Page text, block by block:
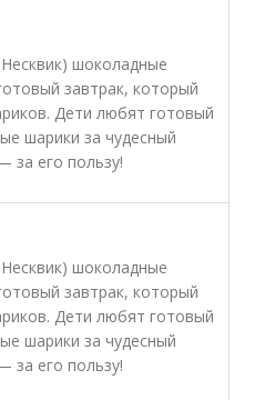
шоколадные
завтрак, который
Дети любят готовый
шарики за чудесный
за его пользу!
шоколадные
завтрак, который
Дети любят готовый
шарики за чудесный
за его пользу!